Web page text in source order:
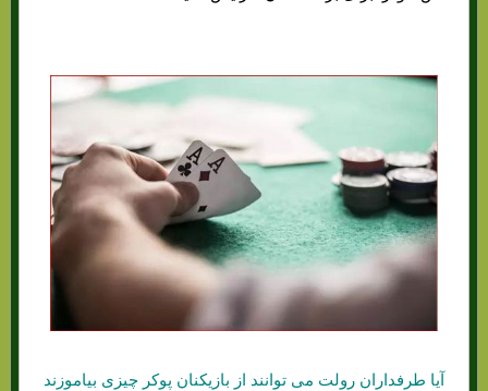
آیا طرفداران رولت می توانند از بازیکنان پوکر چیزی بیاموزند